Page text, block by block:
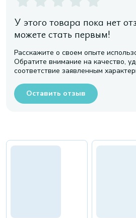
У этого товара пока нет
можете стать первым!
Расскажите о своем опыте
Обратите внимание на качество,
соответствие заявленным
Оставить отзыв